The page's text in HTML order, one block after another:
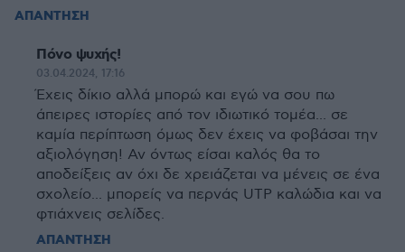
ΑΠΑΝΤΗΣΗ
Πόνο ψυχής!
03.04.2024, 17:16
Έχεις δίκιο αλλά μπορώ και εγώ να σου πω
άπειρες ιστορίες από τον ιδιωτικό τομέα... σε
καμία περίπτωση όμως δεν έχεις να φοβάσαι την
αξιολόγηση! Αν όντως είσαι καλός θα το
αποδείξεις αν όχι δε χρειάζεται να μένεις σε ένα
σχολείο... μπορείς να περνάς UTP καλώδια και να
φτιάχνεις σελίδες.
ΑΠΑΝΤΗΣΗ